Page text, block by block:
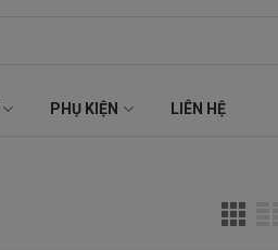
PHỤ KIỆN LIÊN HỆ